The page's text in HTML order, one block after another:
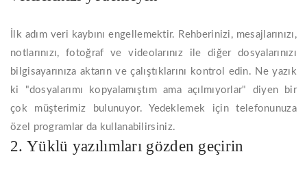
İlk adım veri kaybını engellemektir. Rehberinizi, mesajlarınızı,
notlarınızı, fotoğraf ve videolarınız ile diğer dosyalarınızı
bilgisayarınıza aktarın ve çalıştıklarını kontrol edin. Ne yazık
ki "dosyalarımı kopyalamıştım ama açılmıyorlar" diyen bir
çok müşterimiz bulunuyor. Yedeklemek için telefonunuza
özel programlar da kullanabilirsiniz.
2. Yüklü yazılımları gözden geçirin